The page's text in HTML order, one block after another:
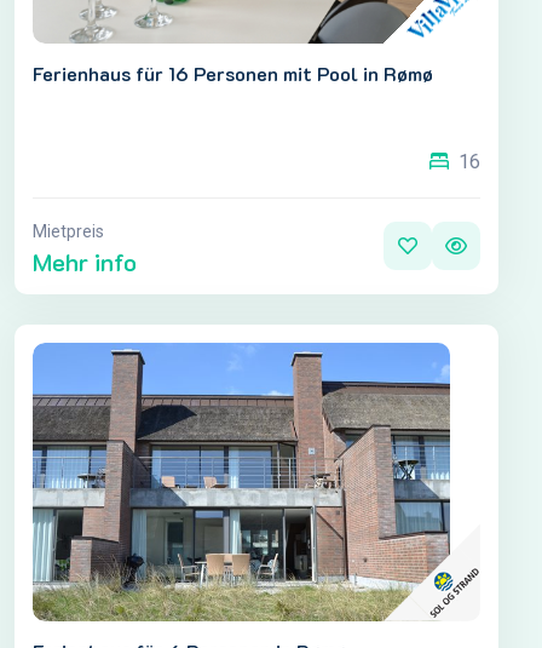
Ferienhaus für 16 Personen mit Pool in Rømø
16
Mietpreis
Mehr info